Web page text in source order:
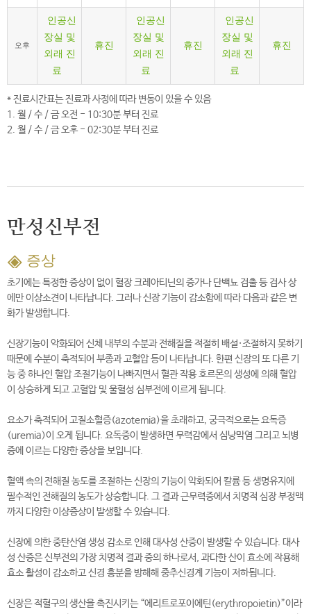
오후
인공신
장실 및
외래 진
료
휴진
인공신
장실 및
외래 진
료
휴진
인공신
장실 및
외래 진
료
휴진
* 진료시간표는 진료과 사정에 따라 변동이 있을 수 있음
1. 월 / 수 / 금 오전 - 10:30분 부터 진료
2. 월 / 수 / 금 오후 - 02:30분 부터 진료
만성신부전
증상
초기에는 특정한 증상이 없이 혈장 크레아티닌의 증가나 단백뇨 검출 등 검사 상
에만 이상소견이 나타납니다. 그러나 신장 기능이 감소함에 따라 다음과 같은 변
화가 발생합니다.
신장기능이 악화되어 신체 내부의 수분과 전해질을 적절히 배설·조절하지 못하기
때문에 수분이 축적되어 부종과 고혈압 등이 나타납니다. 한편 신장의 또 다른 기
능 중 하나인 혈압 조절기능이 나빠지면서 혈관 작용 호르몬의 생성에 의해 혈압
이 상승하게 되고 고혈압 및 울혈성 심부전에 이르게 됩니다.
요소가 축적되어 고질소혈증(azotemia)을 초래하고, 궁극적으로는 요독증
(uremia)이 오게 됩니다. 요독증이 발생하면 무력감에서 심낭막염 그리고 뇌병
증에 이르는 다양한 증상을 보입니다.
혈액 속의 전해질 농도를 조절하는 신장의 기능이 악화되어 칼륨 등 생명유지에
필수적인 전해질의 농도가 상승합니다. 그 결과 근무력증에서 치명적 심장 부정맥
까지 다양한 이상증상이 발생할 수 있습니다.
신장에 의한 중탄산염 생성 감소로 인해 대사성 산증이 발생할 수 있습니다. 대사
성 산증은 신부전의 가장 치명적 결과 중의 하나로서, 과다한 산이 효소에 작용해
효소 활성이 감소하고 신경 흥분을 방해해 중추신경계 기능이 저하됩니다.
신장은 적혈구의 생산을 촉진시키는 “에리트로포이에틴(erythropoietin)”이라